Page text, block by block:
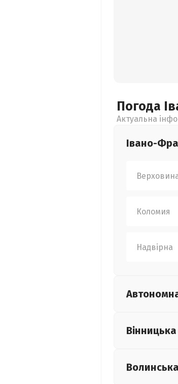
Погода
Актуальна
Івано-
Коломия
Надвірна
Вінницька
Волинська